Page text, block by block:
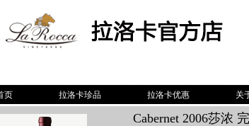
页 拉洛卡珍品 拉洛卡优惠 关
Cabernet 2006莎浓